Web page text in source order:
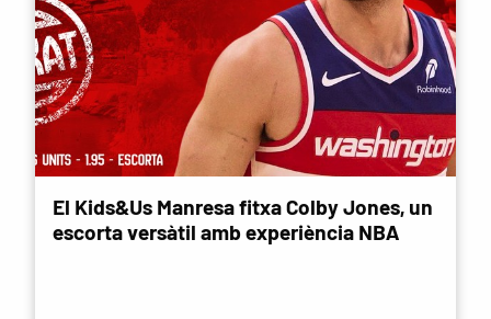
El Kids&Us Manresa fitxa Colby Jones, un
escorta versàtil amb experiència NBA